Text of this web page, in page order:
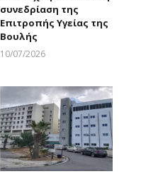
συνεδρίαση της
Επιτροπής Υγείας της
Βουλής
10/07/2026